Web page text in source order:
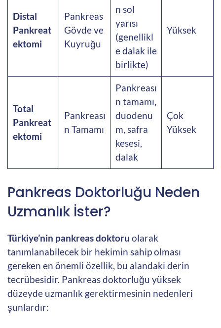
Distal
Pankreat
ektomi
Pankreas
Gövde ve
Kuyruğu
n sol
yarısı
(genellikl
e dalak ile
birlikte)
Yüksek
Total
Pankreat
ektomi
Pankreası
n Tamamı
Pankreası
n tamamı,
duodenu
m, safra
kesesi,
dalak
Çok
Yüksek
Pankreas Doktorluğu Neden
Uzmanlık İster?
Türkiye’nin pankreas doktoru olarak
tanımlanabilecek bir hekimin sahip olması
gereken en önemli özellik, bu alandaki derin
tecrübesidir. Pankreas doktorluğu yüksek
düzeyde uzmanlık gerektirmesinin nedenleri
şunlardır: